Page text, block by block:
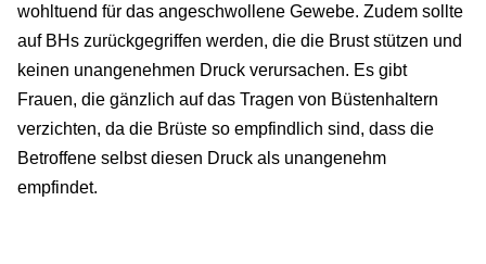
wohltuend für das angeschwollene Gewebe. Zudem sollte
auf BHs zurückgegriffen werden, die die Brust stützen und
keinen unangenehmen Druck verursachen. Es gibt
Frauen, die gänzlich auf das Tragen von Büstenhaltern
verzichten, da die Brüste so empfindlich sind, dass die
Betroffene selbst diesen Druck als unangenehm
empfindet.